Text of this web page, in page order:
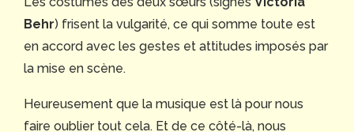
Behr) frisent la vulgarité, ce qui somme toute est
en accord avec les gestes et attitudes imposés par
la mise en scène.
Heureusement que la musique est là pour nous
faire oublier tout cela. Et de ce côté-là, nous